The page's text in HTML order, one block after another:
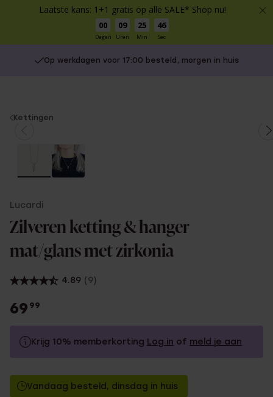
Laatste kans: 1+1 gratis op alle SALE* Shop nu!
00
Dagen
09
Uren
25
Min
46
Sec
Op werkdagen voor 17:00 besteld, morgen in huis
You
Kettingen
Lucardi
Zilveren ketting & hanger
mat/glans met zirkonia
4.89 (9)
69 99
Krijg 10% memberkorting Log in of meld je aan
Zonder memberkorting
Met memberkorting
Vandaag besteld, dinsdag in huis